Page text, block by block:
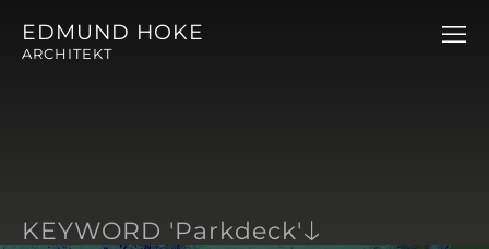
EDMUND HOKE
ARCHITEKT
KEYWORD 'Parkdeck'